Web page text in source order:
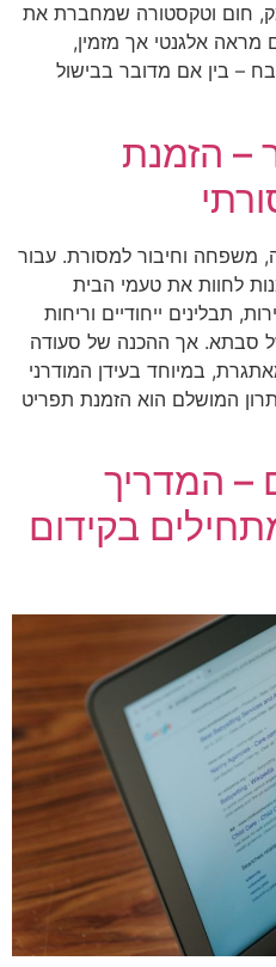
חום וטקסטורה שמחברת את
מראה אלגנטי אך מזמין,
– בין אם מדובר בבישול
הזמנת
משפחה וחיבור למסורת. עבור
לחוות את טעמי הבית
תבלינים ייחודיים וריחות
סבתא. אך ההכנה של סעודה
במיוחד בעידן המודרני
המושלם הוא הזמנת תפריט
– המדריך
בקידום